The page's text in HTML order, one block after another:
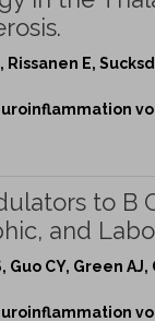
E,
to B
and
Guo CY, Green